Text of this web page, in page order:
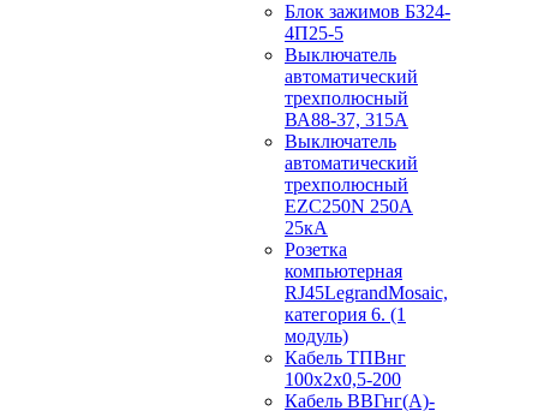
Блок зажимов БЗ24-
4П25-5
Выключатель
автоматический
трехполюсный
ВА88-37, 315А
Выключатель
автоматический
трехполюсный
EZC250N 250А
25кА
Розетка
компьютерная
RJ45LegrandMosaic,
категория 6. (1
модуль)
Кабель ТПВнг
100х2х0,5-200
Кабель ВВГнг(А)-